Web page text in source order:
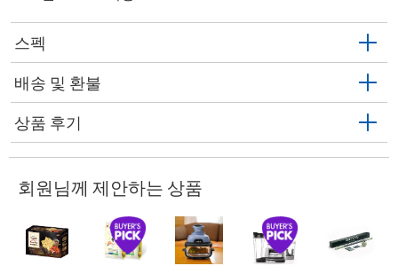
스펙
배송 및 환불
상품 후기
회원님께 제안하는 상품